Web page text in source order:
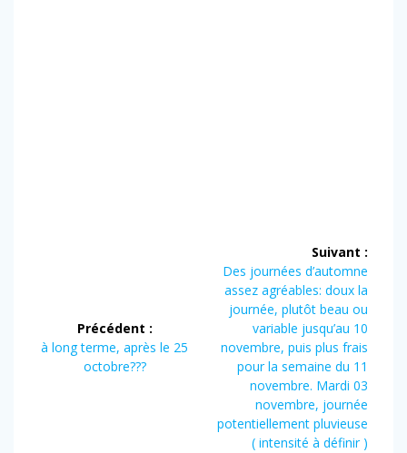
l’article
Précédent :
Article
précédent :
à long terme, après le 25
octobre???
Suivant :
Article
suivant :
Des journées d’automne
assez agréables: doux la
journée, plutôt beau ou
variable jusqu’au 10
novembre, puis plus frais
pour la semaine du 11
novembre. Mardi 03
novembre, journée
potentiellement pluvieuse
( intensité à définir )